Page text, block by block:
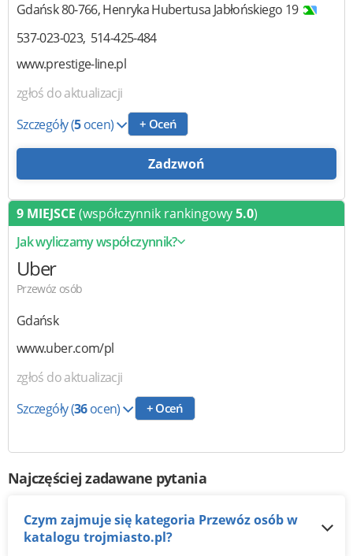
Gdańsk80-766,Henryka Hubertusa Jabłońskiego 19
537-023-023 514-425-484
www.prestige-line.pl
zgłoś do aktualizacji
Szczegóły(5ocen) + Oceń
Zadzwoń
9 MIEJSCE (współczynnik rankingowy5.0)
Jak wyliczamy współczynnik?
Uber
Przewóz osób
Gdańsk
www.uber.com/pl
zgłoś do aktualizacji
Szczegóły(36ocen) + Oceń
Najczęściej zadawane pytania
Czym zajmuje się kategoria Przewóz osób w
katalogu trojmiasto.pl?